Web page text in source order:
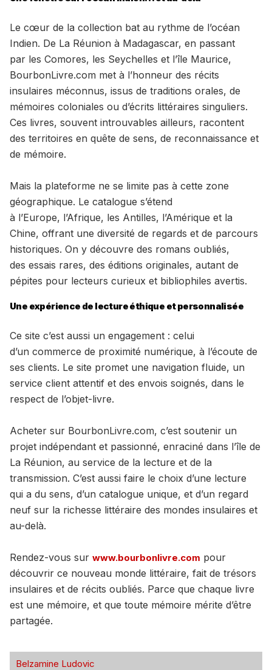
Le cœur de la collection bat au rythme de l’océan
Indien. De La Réunion à Madagascar, en passant
par les Comores, les Seychelles et l’île Maurice,
BourbonLivre.com met à l’honneur des récits
insulaires méconnus, issus de traditions orales, de
mémoires coloniales ou d’écrits littéraires singuliers.
Ces livres, souvent introuvables ailleurs, racontent
des territoires en quête de sens, de reconnaissance et
de mémoire.
Mais la plateforme ne se limite pas à cette zone
géographique. Le catalogue s’étend
à l’Europe, l’Afrique, les Antilles, l’Amérique et la
Chine, offrant une diversité de regards et de parcours
historiques. On y découvre des romans oubliés,
des essais rares, des éditions originales, autant de
pépites pour lecteurs curieux et bibliophiles avertis.
Une expérience de lecture éthique et personnalisée
Ce site c’est aussi un engagement : celui
d’un commerce de proximité numérique, à l’écoute de
ses clients. Le site promet une navigation fluide, un
service client attentif et des envois soignés, dans le
respect de l’objet-livre.
Acheter sur BourbonLivre.com, c’est soutenir un
projet indépendant et passionné, enraciné dans l’île de
La Réunion, au service de la lecture et de la
transmission. C’est aussi faire le choix d’une lecture
qui a du sens, d’un catalogue unique, et d’un regard
neuf sur la richesse littéraire des mondes insulaires et
au-delà.
Rendez-vous sur www.bourbonlivre.com pour
découvrir ce nouveau monde littéraire, fait de trésors
insulaires et de récits oubliés. Parce que chaque livre
est une mémoire, et que toute mémoire mérite d’être
partagée.
Belzamine Ludovic